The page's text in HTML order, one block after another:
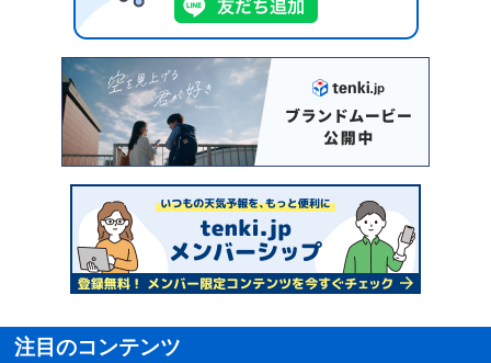
注目のコンテンツ